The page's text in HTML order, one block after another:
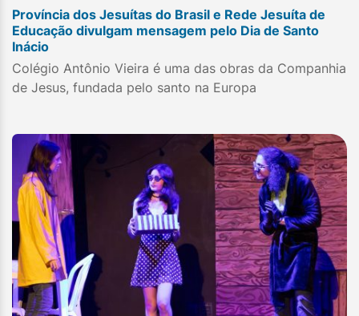
Província dos Jesuítas do Brasil e Rede Jesuíta de
Educação divulgam mensagem pelo Dia de Santo
Inácio
Colégio Antônio Vieira é uma das obras da Companhia
de Jesus, fundada pelo santo na Europa